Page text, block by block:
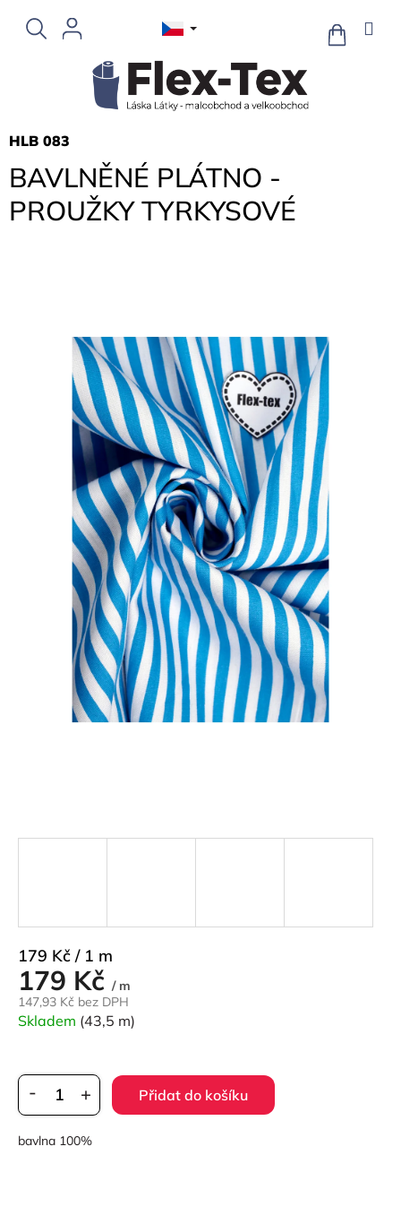
obsah
NÁKUPNÍ
KOŠÍK
BAVLNĚNÉ PLÁTNO -
PROUŽKY TYRKYSOVÉ
HLB 083
179 Kč / m
147,93 Kč bez DPH
Měrná
cena:
179 Kč / 1 m
Skladem (43,5 m)
Přidat do košíku
bavlna 100%